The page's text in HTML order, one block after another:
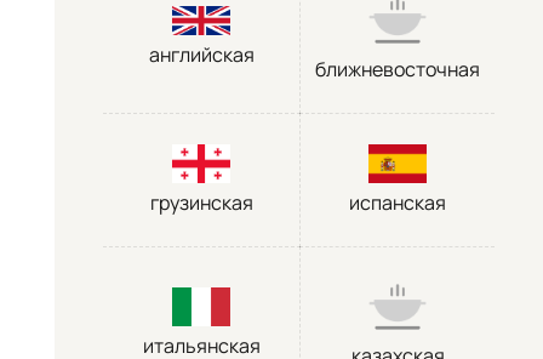
английская
ближневосточная
грузинская испанская
итальянская